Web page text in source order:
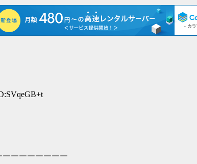
|
￣￣￣￣￣￣￣